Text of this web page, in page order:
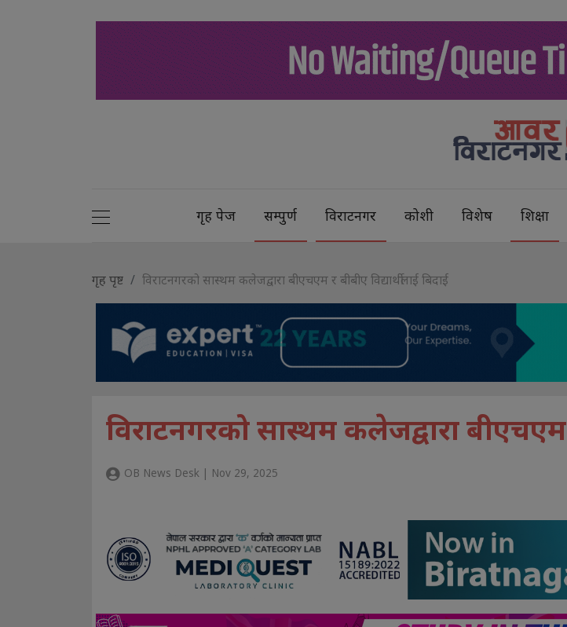
गृह पेज सम्पुर्ण विराटनगर कोशी विशेष शिक्षा
गृह पृष्ट विराटनगरको सास्थम कलेजद्वारा बीएचएम र बीबीए विद्यार्थीलाई बिदाई
विराटनगरको सास्थम कलेजद्वारा बीएचएम
OB News Desk | Nov 29, 2025